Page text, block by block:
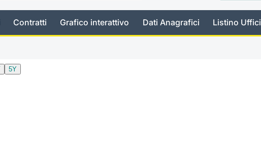
Contratti Grafico interattivo Dati Anagrafici Listino